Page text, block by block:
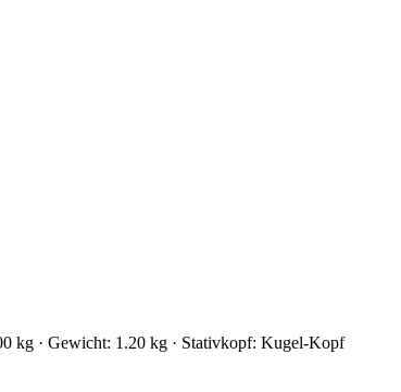
kg · Gewicht: 1.20 kg · Stativkopf: Kugel-Kopf